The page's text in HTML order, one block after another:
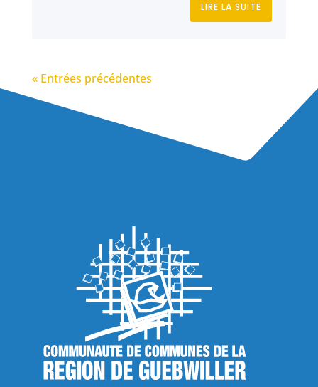
LIRE LA SUITE
« Entrées précédentes